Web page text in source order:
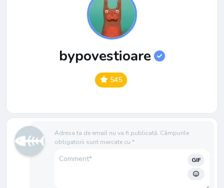
bypovestioare
545
Adresa ta de email nu va fi publicată. Câmpurile
obligatorii sunt marcate cu *
GIF